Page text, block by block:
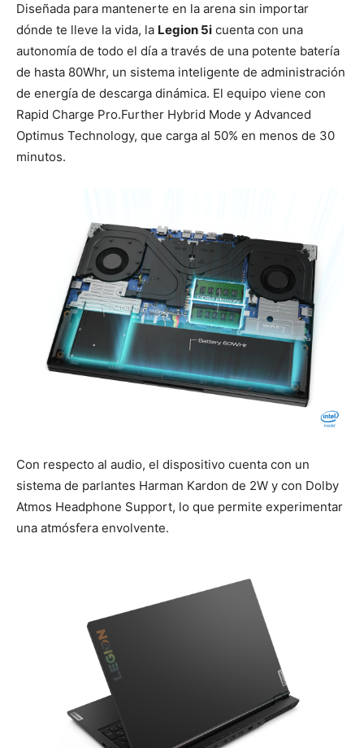
Diseñada para mantenerte en la arena sin importar
dónde te lleve la vida, la Legion 5i cuenta con una
autonomía de todo el día a través de una potente batería
de hasta 80Whr, un sistema inteligente de administración
de energía de descarga dinámica. El equipo viene con
Rapid Charge Pro.Further Hybrid Mode y Advanced
Optimus Technology, que carga al 50% en menos de 30
minutos.
Con respecto al audio, el dispositivo cuenta con un
sistema de parlantes Harman Kardon de 2W y con Dolby
Atmos Headphone Support, lo que permite experimentar
una atmósfera envolvente.